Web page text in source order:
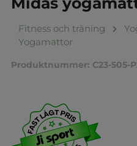
Fitness och träning
Yogamattor
Produktnummer: C23-505-